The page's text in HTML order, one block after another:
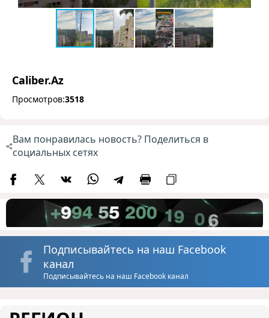
Caliber.Az
Просмотров:3518
Вам понравилась новость? Поделиться в
социальных сетях
Подписывайтесь на наш Facebook
канал
Подписывайтесь на наш Facebook канал